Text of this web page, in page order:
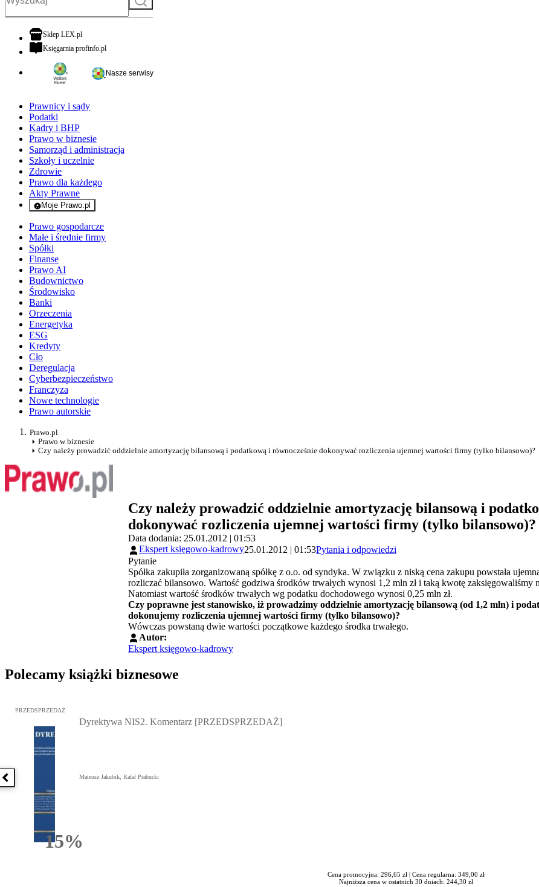
Sklep LEX.plotwiera się w nowej karcie
Księgarnia profinfo.plotwiera się w nowej karcie
Nasze serwisy
Prawnicy i sądy
Podatki
Kadry i BHP
Prawo w biznesie
Samorząd i administracja
Szkoły i uczelnie
Zdrowie
Prawo dla każdego
Akty Prawne
Moje Prawo.pl
- rejestracja i logowanie do serwisu
Prawo gospodarcze
Małe i średnie firmy
Spółki
Finanse
Prawo AI
Budownictwo
Środowisko
Banki
Orzeczenia
Energetyka
ESG
Kredyty
Cło
Deregulacja
Cyberbezpieczeństwo
Franczyza
Nowe technologie
Prawo autorskie
Prawo.pl
Prawo w biznesie
Czy należy prowadzić oddzielnie amortyzację bilansową i podatkową i równocześnie dokonywać rozliczenia ujemnej wartości firmy (tylko bilansowo)?
Czy należy prowadzić oddzielnie amortyzację bilansową i
dokonywać rozliczenia ujemnej wartości firmy (tylko bilansowo)?
Data dodania: 25.01.2012 | 01:53
Ekspert księgowo-kadrowy25.01.2012 | 01:53Pytania i odpowiedzi
Pytanie
Spółka zakupiła zorganizowaną spółkę z o.o. od syndyka. W związku z niską cena zakupu powstała
rozliczać bilansowo. Wartość godziwa środków trwałych wynosi 1,2 mln zł i taką kwotę
Natomiast wartość środków trwałych wg podatku dochodowego wynosi 0,25 mln zł.
Czy poprawne jest stanowisko, iż prowadzimy oddzielnie amortyzację bilansową (od 1,2 mln) i
dokonujemy rozliczenia ujemnej wartości firmy (tylko bilansowo)?
Wówczas powstaną dwie wartości początkowe każdego środka trwałego.
Autor:
Ekspert księgowo-kadrowy
Polecamy książki biznesowe
Poprzednia książka
Przejdź do: Dyrektywa NIS2. Komentarz [PRZEDSPRZEDAŻ], Mateusz Jakubik, Rafał Prabucki - otwiera się w nowym oknie
PRZEDSPRZEDAŻ
15%Rabatu
Dyrektywa NIS2. Komentarz [PRZEDSPRZEDAŻ]
Mateusz Jakubik, Rafał Prabucki
Cena promocyjna: 296,65 zł | Cena regularna: 349,00 zł
Najniższa cena w ostatnich 30 dniach: 244,30 zł